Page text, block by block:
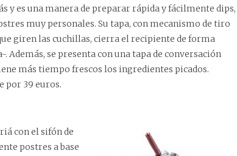
y es una manera de preparar rápida y fácilmente dips,
muy personales. Su tapa, con mecanismo de tiro
giren las cuchillas, cierra el recipiente de forma
Además, se presenta con una tapa de conversación
más tiempo frescos los ingredientes picados.
por 39 euros.
conel sifón de
postres a base